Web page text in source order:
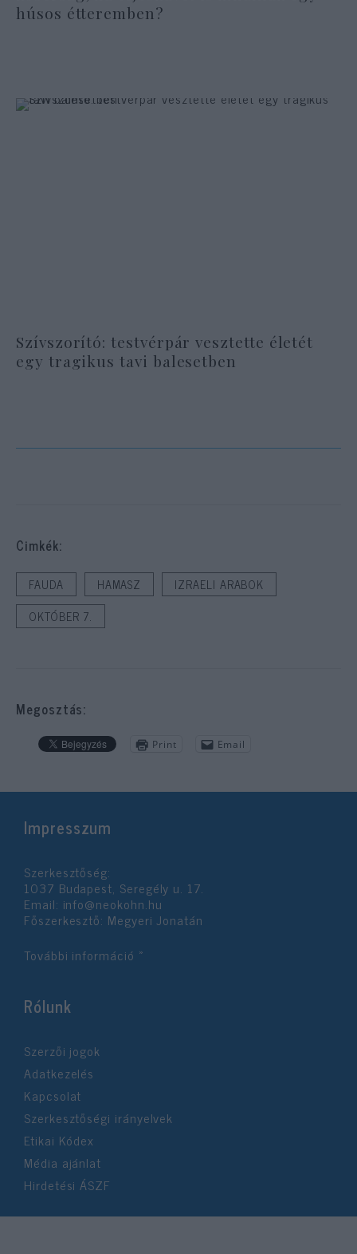
húsos étteremben?
Szívszorító: testvérpár vesztette életét
egy tragikus tavi balesetben
Cimkék:
FAUDA HAMASZ
IZRAELI ARABOK
OKTÓBER 7.
Megosztás:
Print Email
Impresszum
Szerkesztőség:
1037 Budapest, Seregély u. 17.
Email: info@neokohn.hu
Főszerkesztő: Megyeri Jonatán
További információ »
Rólunk
Szerzői jogok
Adatkezelés
Kapcsolat
Szerkesztőségi irányelvek
Etikai Kódex
Média ajánlat
Hirdetési ÁSZF